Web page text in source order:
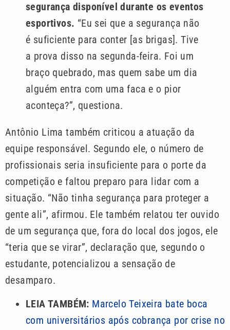
segurança disponível durante os eventos
esportivos. “Eu sei que a segurança não
é suficiente para conter [as brigas]. Tive
a prova disso na segunda-feira. Foi um
braço quebrado, mas quem sabe um dia
alguém entra com uma faca e o pior
aconteça?”, questiona.
Antônio Lima também criticou a atuação da
equipe responsável. Segundo ele, o número de
profissionais seria insuficiente para o porte da
competição e faltou preparo para lidar com a
situação. “Não tinha segurança para proteger a
gente ali”, afirmou. Ele também relatou ter ouvido
de um segurança que, fora do local dos jogos, ele
“teria que se virar”, declaração que, segundo o
estudante, potencializou a sensação de
desamparo.
LEIA TAMBÉM: Marcelo Teixeira bate boca
com universitários após cobrança por crise no